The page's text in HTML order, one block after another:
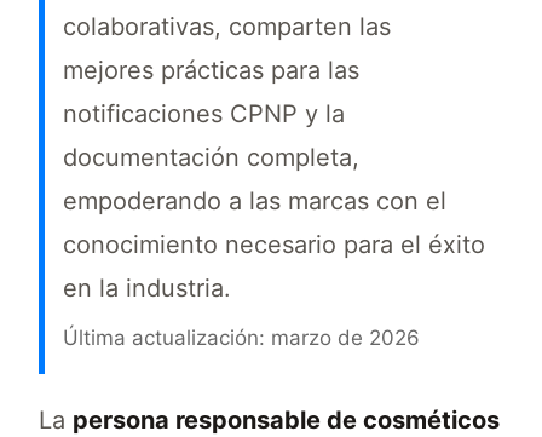
colaborativas, comparten las
mejores prácticas para las
notificaciones CPNP y la
documentación completa,
empoderando a las marcas con el
conocimiento necesario para el éxito
en la industria.
Última actualización: marzo de 2026
La persona responsable de cosméticos
La persona responsable de cosméticos